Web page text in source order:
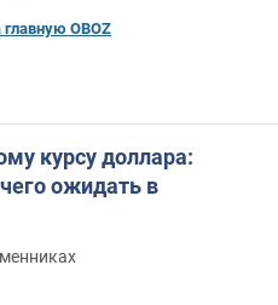
OBOZ
курсу доллара:
ожидать в